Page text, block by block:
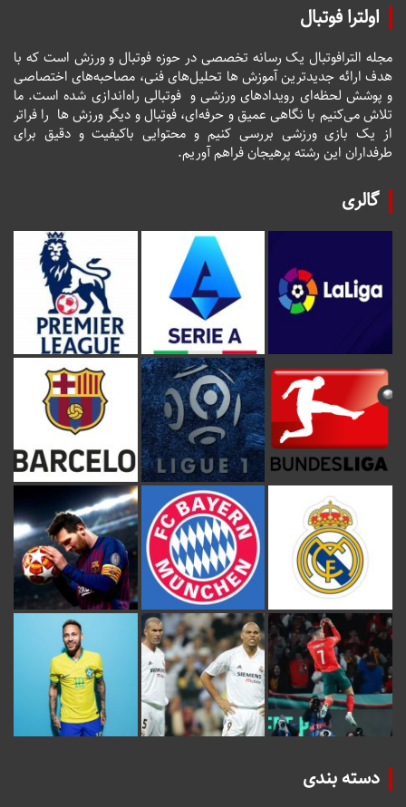
اولترا فوتبال
مجله الترافوتبال یک رسانه تخصصی در حوزه فوتبال و ورزش است که با
هدف ارائه جدیدترین آموزش ها تحلیل‌های فنی، مصاحبه‌های اختصاصی
و پوشش لحظه‌ای رویدادهای ورزشی و فوتبالی راه‌اندازی شده است. ما
تلاش می‌کنیم با نگاهی عمیق و حرفه‌ای، فوتبال و دیگر ورزش ها را فراتر
از یک بازی ورزشی بررسی کنیم و محتوایی باکیفیت و دقیق برای
طرفداران این رشته پرهیجان فراهم آوریم.
گالری
دسته بندی